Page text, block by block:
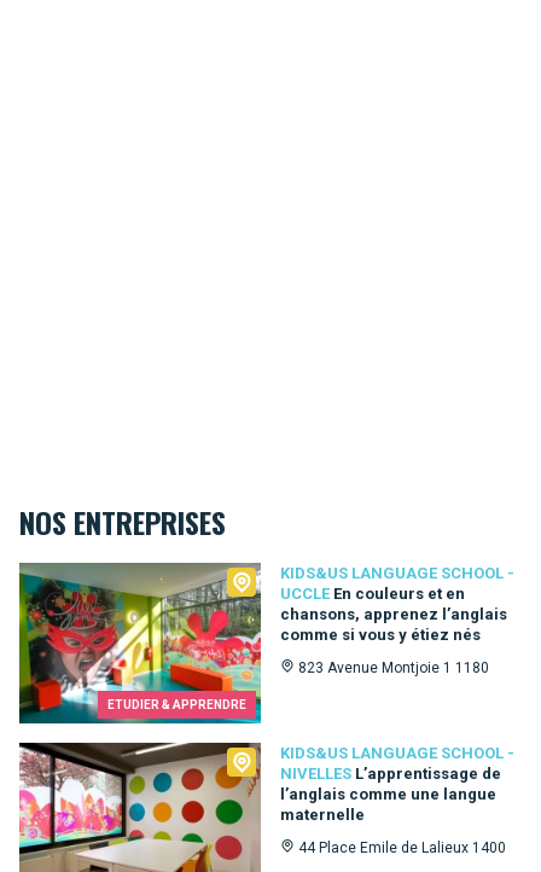
NOS ENTREPRISES
ETUDIER & APPRENDRE
KIDS&US LANGUAGE SCHOOL -
UCCLE En couleurs et en
chansons, apprenez l’anglais
comme si vous y étiez nés
823 Avenue Montjoie 1 1180
Kids&Us language school - Uccle
KIDS&US LANGUAGE SCHOOL -
NIVELLES L’apprentissage de
l’anglais comme une langue
maternelle
44 Place Emile de Lalieux 1400
Kids&Us language school - Nivelles